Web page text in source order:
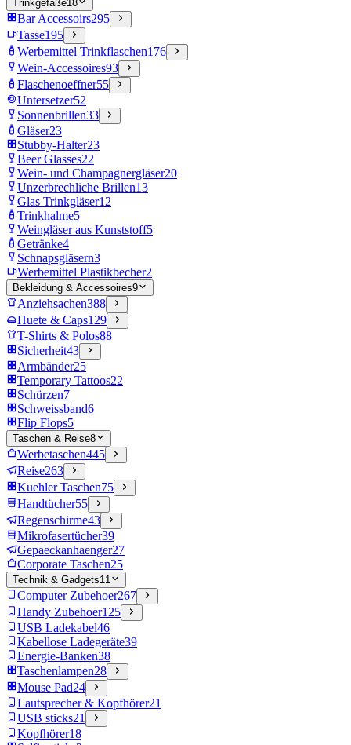
Trinkgefäße18
Bar Accessoirs295
Tasse195
Werbemittel Trinkflaschen176
Wein-Accessoires93
Flaschenoeffner55
Untersetzer52
Sonnenbrillen33
Gläser23
Stubby-Halter23
Beer Glasses22
Wein- und Champagnergläser20
Unzerbrechliche Brillen13
Glas Trinkgläser12
Trinkhalme5
Weingläser aus Kunststoff5
Getränke4
Schnapsgläsern3
Werbemittel Plastikbecher2
Bekleidung & Accessoires9
Anziehsachen388
Huete & Caps129
T-Shirts & Polos88
Sicherheit43
Armbänder25
Temporary Tattoos22
Schürzen7
Schweissband6
Flip Flops5
Taschen & Reise8
Werbetaschen445
Reise263
Kuehler Taschen75
Handtücher55
Regenschirme43
Mikrofasertücher39
Gepaeckanhaenger27
Corporate Taschen25
Technik & Gadgets11
Computer Zubehoer267
Handy Zubehoer125
USB Ladekabel46
Kabellose Ladegeräte39
Energie-Banken38
Taschenlampen28
Mouse Pad24
Lautsprecher & Kopfhörer21
USB sticks21
Kopfhörer18